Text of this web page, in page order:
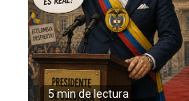
5 min de lectura